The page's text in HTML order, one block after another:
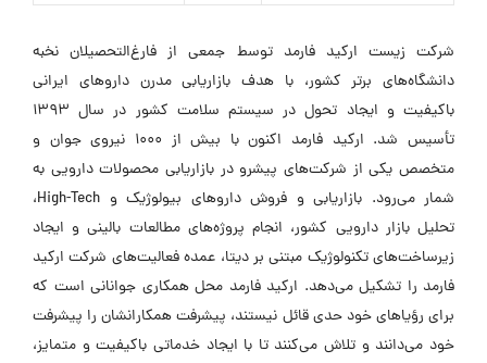
شرکت زیست ارکید فارمد توسط جمعی از فارغ‌التحصیلان نخبه
دانشگاه‌های برتر کشور، با هدف بازاریابی مدرن داروهای ایرانی
باکیفیت و ایجاد تحول در سیستم سلامت کشور در سال ۱۳۹۳
تأسیس شد. ارکید فارمد اکنون با بیش از ۱۰۰۰ نیروی جوان و
متخصص یکی از شرکت‌های پیشرو در بازاریابی محصولات دارویی به
شمار می‌رود. بازاریابی و فروش داروهای بیولوژیک و High-Tech،
تحلیل بازار دارویی کشور، انجام پروژه‌های مطالعات بالینی و ایجاد
زیرساخت‌های تکنولوژیک مبتنی بر دیتا، عمده فعالیت‌های شرکت ارکید
فارمد را تشکیل می‌دهد. ارکید فارمد محل همکاری جوانانی است که
برای رؤیاهای خود حدی قائل نیستند، پیشرفت همکارانشان را پیشرفت
خود می‌دانند و تلاش می‌کنند تا با ایجاد خدماتی باکیفیت و متمایز،